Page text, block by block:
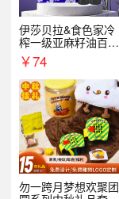
伊莎贝拉&食色家冷
榨一级亚麻籽油百紫
千红500ml*2礼盒
￥74
勿一跨月梦想欢聚团